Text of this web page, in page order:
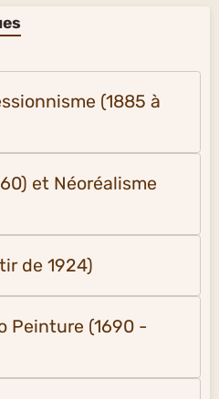
(1885 à
et Néoréalisme
de 1924)
Peinture (1690 -